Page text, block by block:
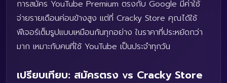
การสมัคร YouTube Premium ตรงกับ Google มีค่าใช้
จ่ายรายเดือนค่อนข้างสูง แต่ที่ Cracky Store คุณได้ใช้
ฟีเจอร์เต็มรูปแบบเหมือนกันทุกอย่าง ในราคาที่ประหยัดกว่า
มาก เหมาะกับคนที่ใช้ YouTube เป็นประจำทุกวัน
เปรียบเทียบ: สมัครตรง vs Cracky Store